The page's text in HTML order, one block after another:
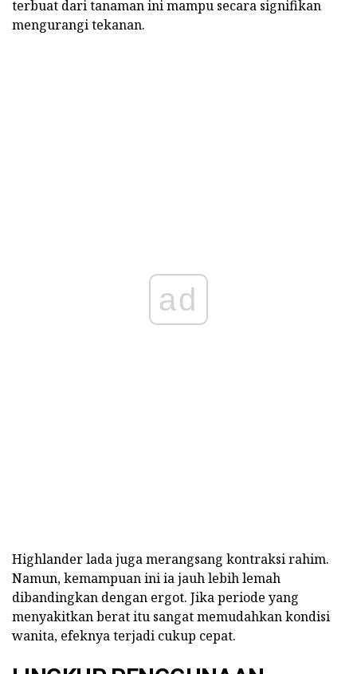
terbuat dari tanaman ini mampu secara signifikan
mengurangi tekanan.
ad
Highlander lada juga merangsang kontraksi rahim.
Namun, kemampuan ini ia jauh lebih lemah
dibandingkan dengan ergot. Jika periode yang
menyakitkan berat itu sangat memudahkan kondisi
wanita, efeknya terjadi cukup cepat.